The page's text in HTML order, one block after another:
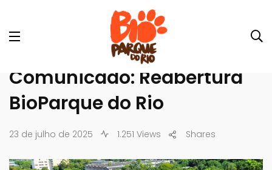
Comunicado: Reabertura
BioParque do Rio
23 de julho de 2025 1.251 Views Shares